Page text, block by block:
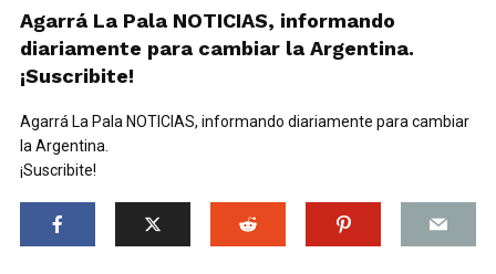
Agarrá La Pala NOTICIAS, informando
diariamente para cambiar la Argentina.
¡Suscribite!
Agarrá La Pala NOTICIAS, informando diariamente para cambiar
la Argentina.
¡Suscribite!